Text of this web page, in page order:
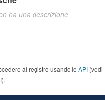
ha una descrizione
al registro usando le API (vedi
).